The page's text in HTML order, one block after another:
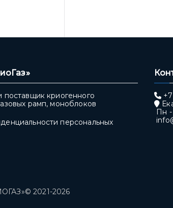
поставщик криогенного
рамп, моноблоков
персональных
Пн
2021-2026